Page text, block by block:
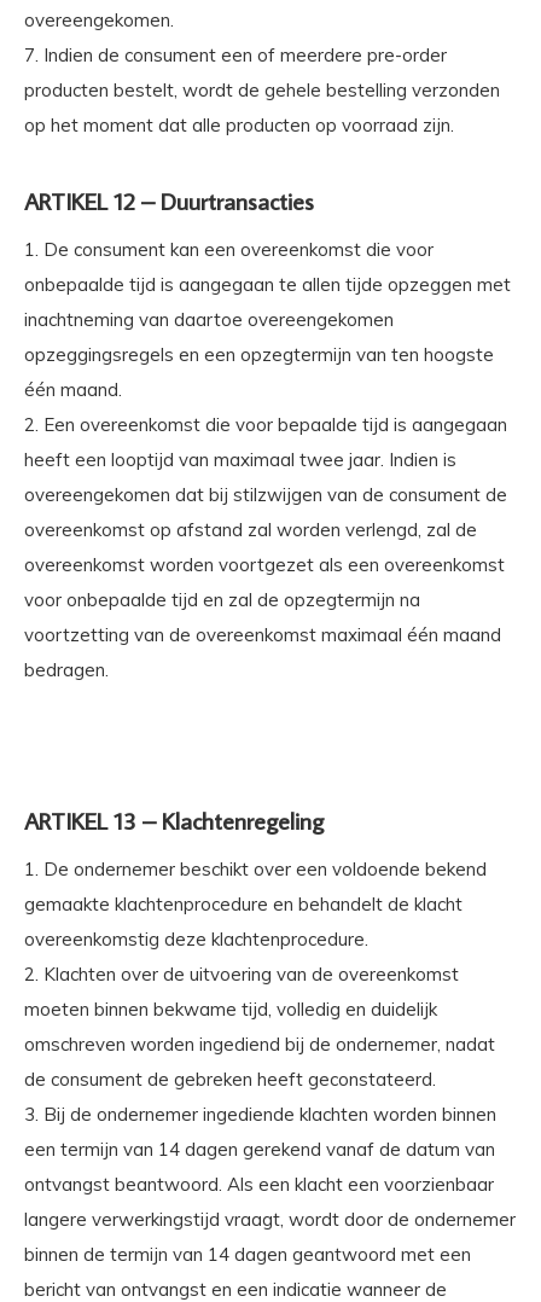
overeengekomen.
7. Indien de consument een of meerdere pre-order
producten bestelt, wordt de gehele bestelling verzonden
op het moment dat alle producten op voorraad zijn.
ARTIKEL 12 – Duurtransacties
1. De consument kan een overeenkomst die voor
onbepaalde tijd is aangegaan te allen tijde opzeggen met
inachtneming van daartoe overeengekomen
opzeggingsregels en een opzegtermijn van ten hoogste
één maand.
2. Een overeenkomst die voor bepaalde tijd is aangegaan
heeft een looptijd van maximaal twee jaar. Indien is
overeengekomen dat bij stilzwijgen van de consument de
overeenkomst op afstand zal worden verlengd, zal de
overeenkomst worden voortgezet als een overeenkomst
voor onbepaalde tijd en zal de opzegtermijn na
voortzetting van de overeenkomst maximaal één maand
bedragen.
ARTIKEL 13 – Klachtenregeling
1. De ondernemer beschikt over een voldoende bekend
gemaakte klachtenprocedure en behandelt de klacht
overeenkomstig deze klachtenprocedure.
2. Klachten over de uitvoering van de overeenkomst
moeten binnen bekwame tijd, volledig en duidelijk
omschreven worden ingediend bij de ondernemer, nadat
de consument de gebreken heeft geconstateerd.
3. Bij de ondernemer ingediende klachten worden binnen
een termijn van 14 dagen gerekend vanaf de datum van
ontvangst beantwoord. Als een klacht een voorzienbaar
langere verwerkingstijd vraagt, wordt door de ondernemer
binnen de termijn van 14 dagen geantwoord met een
bericht van ontvangst en een indicatie wanneer de